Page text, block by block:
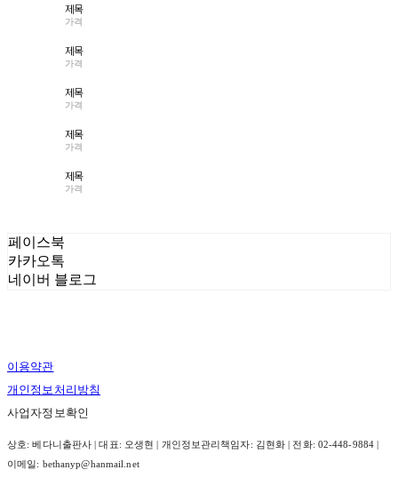
제목
가격
제목
가격
제목
가격
제목
가격
제목
가격
페이스북
카카오톡
네이버 블로그
이용약관
개인정보처리방침
사업자정보확인
상호: 베다니출판사 | 대표: 오생현 | 개인정보관리책임자: 김현화 | 전화: 02-448-9884 |
이메일: bethanyp@hanmail.net